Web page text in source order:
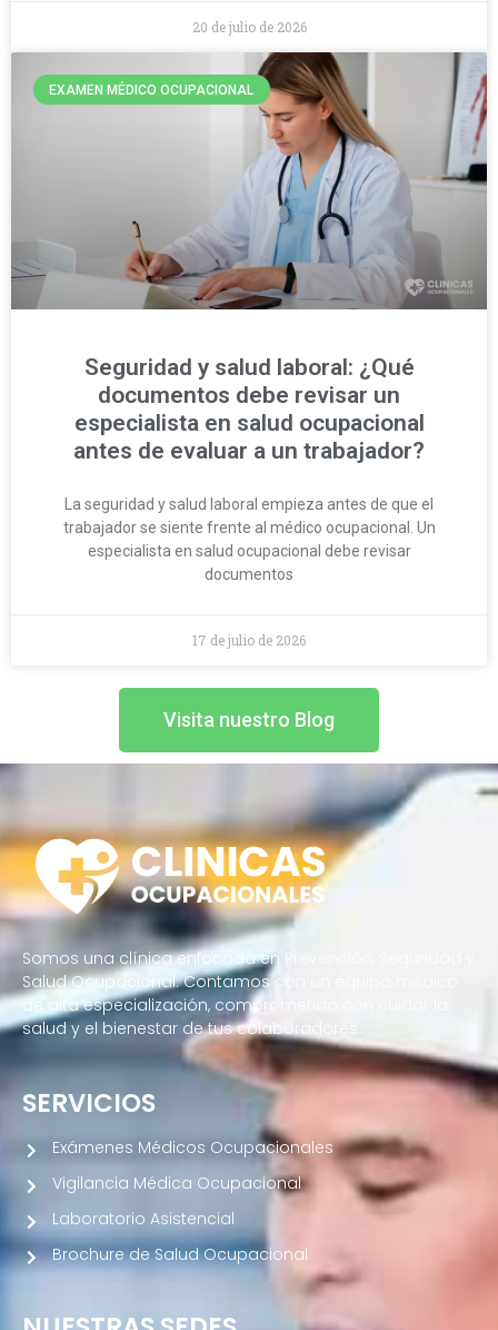
20 de julio de 2026
EXAMEN MÉDICO OCUPACIONAL
Seguridad y salud laboral: ¿Qué
documentos debe revisar un
especialista en salud ocupacional
antes de evaluar a un trabajador?
La seguridad y salud laboral empieza antes de que el
trabajador se siente frente al médico ocupacional. Un
especialista en salud ocupacional debe revisar
documentos
17 de julio de 2026
Visita nuestro Blog
Somos una clínica enfocada en Prevención, Seguridad y
Salud Ocupacional. Contamos con un equipo médico
de alta especialización, comprometido con cuidar la
salud y el bienestar de tus colaboradores.
SERVICIOS
Exámenes Médicos Ocupacionales
Vigilancia Médica Ocupacional
Laboratorio Asistencial
Brochure de Salud Ocupacional